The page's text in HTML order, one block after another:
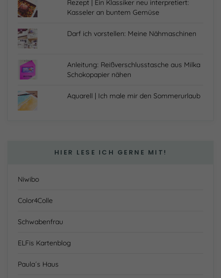
Rezept | Ein Klassiker neu interpretiert:
Kasseler an buntem Gemüse
Darf ich vorstellen: Meine Nähmaschinen
Anleitung: Reißverschlusstasche aus Milka
Schokopapier nähen
Aquarell | Ich male mir den Sommerurlaub
HIER LESE ICH GERNE MIT!
Niwibo
Color4Colle
Schwabenfrau
ELFis Kartenblog
Paula´s Haus